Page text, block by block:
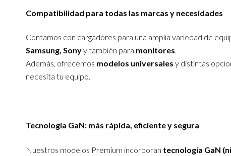
Compatibilidad para todas las marcas y necesidades
Contamos con cargadores para una amplia variedad de
Samsung, Sonyy también para monitores.
Además, ofrecemos modelos universales y distintas
necesita tu equipo.
Tecnología GaN: más rápida, eficiente y segura
Nuestros modelos Premium incorporan tecnología GaN